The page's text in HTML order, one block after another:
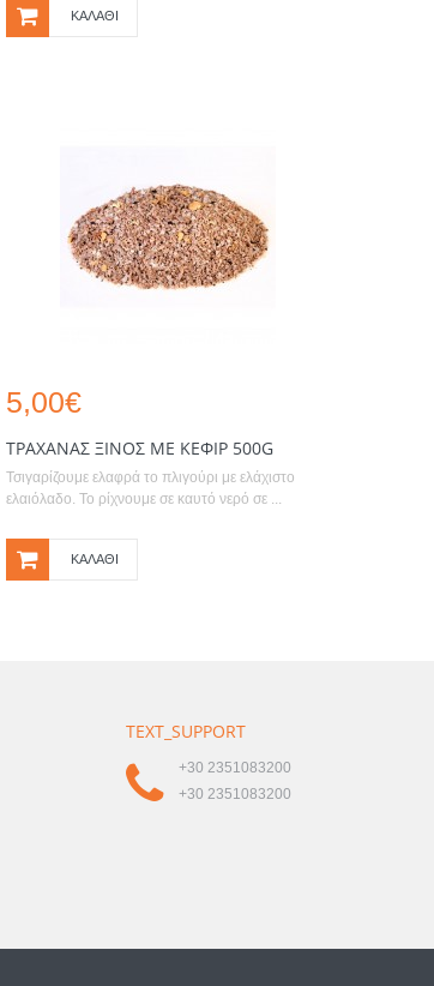
ΚΑΛΆΘΙ
5,00€
ΤΡΑΧΑΝΆΣ ΞΙΝΌΣ ΜΕ ΚΕΦΊΡ 500G
Τσιγαρίζουμε ελαφρά το πλιγούρι με ελάχιστο
ελαιόλαδο. Το ρίχνουμε σε καυτό νερό σε ...
ΚΑΛΆΘΙ
TEXT_SUPPORT
+30 2351083200
+30 2351083200